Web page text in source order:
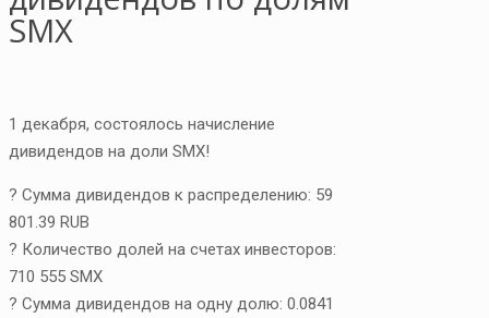
SMX
1 декабря, состоялось начисление
дивидендов на доли SMX!
? Сумма дивидендов к распределению: 59
801.39 RUB
? Количество долей на счетах инвесторов:
710 555 SMX
? Сумма дивидендов на одну долю: 0.0841